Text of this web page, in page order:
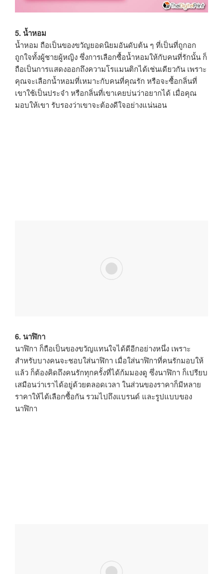
5. น้ำหอม
น้ำหอม ถือเป็นของขวัญยอดนิยมอันดับต้น ๆ ที่เป็นที่ถูกอก
ถูกใจทั้งผู้ชายผู้หญิง ซึ่งการเลือกซื้อน้ำหอมให้กับคนที่รักนั้น ก็
ถือเป็นการแสดงออกถึงความโรแมนติกได้เช่นเดียวกัน เพราะ
คุณจะเลือกน้ำหอมที่เหมาะกับคนที่คุณรัก หรือจะซื้อกลิ่นที่
เขาใช้เป็นประจำ หรือกลิ่นที่เขาเคยบ่นว่าอยากได้ เมื่อคุณ
มอบให้เขา รับรองว่าเขาจะต้องดีใจอย่างแน่นอน
6. นาฬิกา
นาฬิกา ก็ถือเป็นของขวัญแทนใจได้ดีอีกอย่างหนึ่ง เพราะ
สำหรับบางคนจะชอบใส่นาฬิกา เมื่อใส่นาฬิกาที่คนรักมอบให้
แล้ว ก็ต้องคิดถึงคนรักทุกครั้งที่ได้ก้มมองดู ซึ่งนาฬิกา ก็เปรียบ
เสมือนว่าเราได้อยู่ด้วยตลอดเวลา ในส่วนของราคาก็มีหลาย
ราคาให้ได้เลือกซื้อกัน รวมไปถึงแบรนด์ และรูปแบบของ
นาฬิกา